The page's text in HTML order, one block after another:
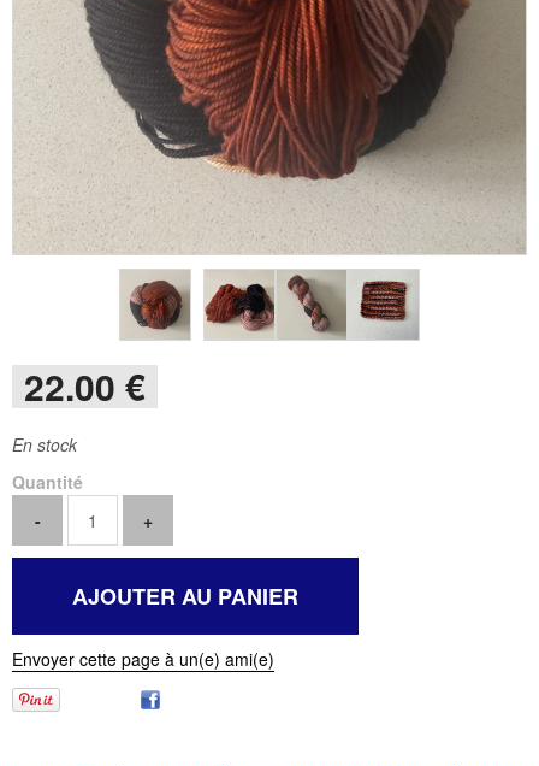
22.00 €
En stock
Quantité
Envoyer cette page à un(e) ami(e)